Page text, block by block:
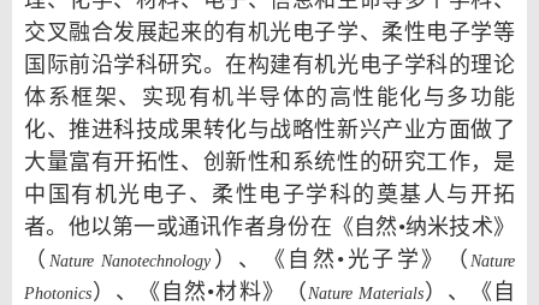
交叉融合发展起来的有机光电子学、柔性电子学等
国际前沿学科研究。在构建有机光电子学科的理论
体系框架、实现有机半导体的高性能化与多功能
化、推进科技成果转化与战略性新兴产业方面做了
大量富有开拓性、创新性和系统性的研究工作，是
中国有机光电子、柔性电子学科的奠基人与开拓
者。他以第一或通讯作者身份在《自然•纳米技术》
（ Nature Nanotechnology ）、《自然•光子学》（ Nature
Photonics）、《自然•材料》（ Nature Materials）、《自